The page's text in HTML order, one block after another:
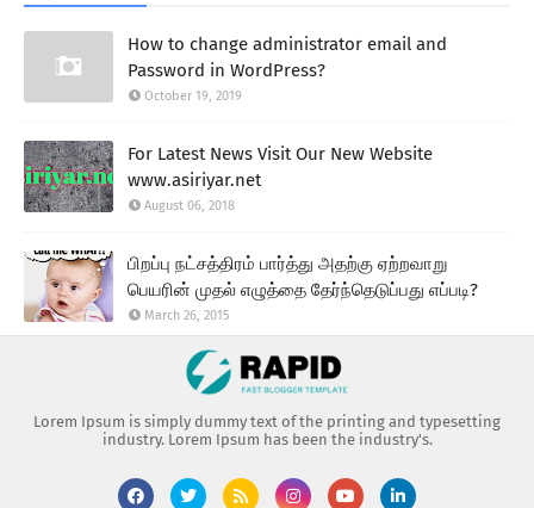
How to change administrator email and
Password in WordPress?
October 19, 2019
For Latest News Visit Our New Website
www.asiriyar.net
August 06, 2018
பிறப்பு நட்சத்திரம் பார்த்து அதற்கு ஏற்றவாறு
பெயரின் முதல் எழுத்தை தேர்ந்தெடுப்பது எப்படி?
March 26, 2015
Lorem Ipsum is simply dummy text of the printing and typesetting
industry. Lorem Ipsum has been the industry's.